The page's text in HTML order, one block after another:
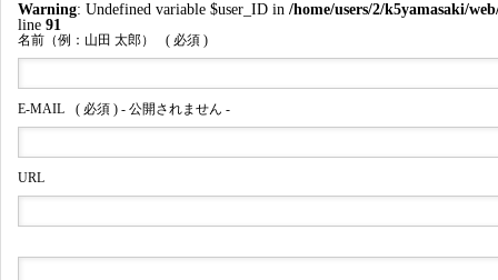
Warning : Undefined variable $user_ID in /home/users/2/k5yamasaki/
line 91
名前（例：山田 太郎） ( 必須 )
E-MAIL ( 必須 ) - 公開されません -
URL